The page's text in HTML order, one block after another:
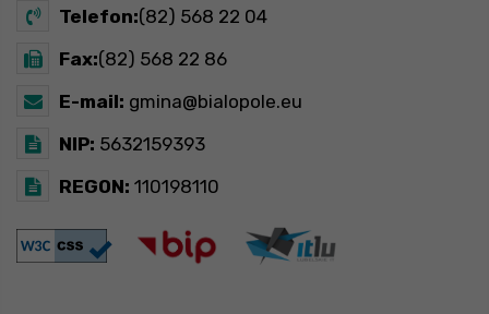
Telefon:(82) 568 22 04
Fax:(82) 568 22 86
E-mail: gmina@bialopole.eu
NIP: 5632159393
REGON: 110198110